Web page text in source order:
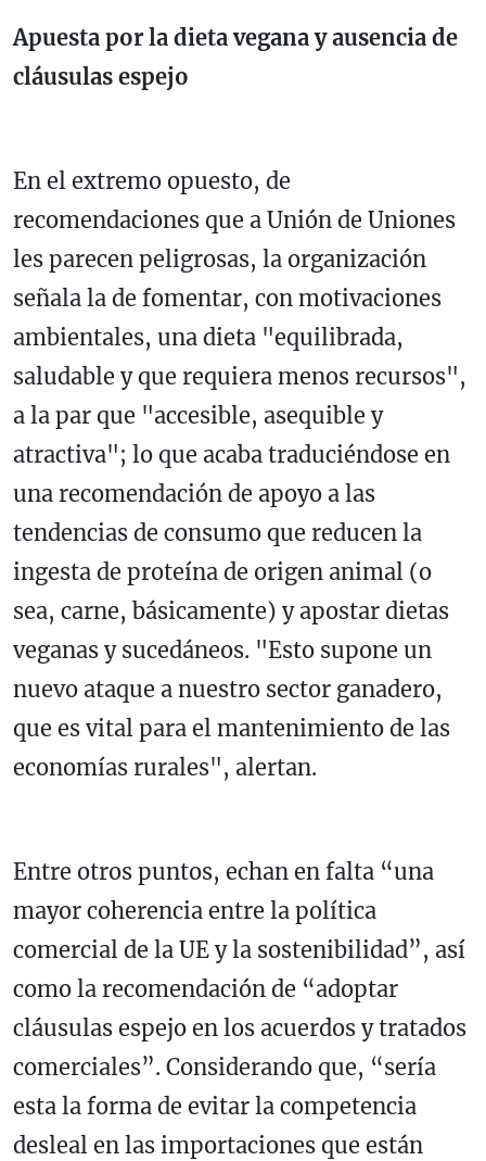
Apuesta por la dieta vegana y ausencia de
cláusulas espejo
En el extremo opuesto, de
recomendaciones que a Unión de Uniones
les parecen peligrosas, la organización
señala la de fomentar, con motivaciones
ambientales, una dieta "equilibrada,
saludable y que requiera menos recursos",
a la par que "accesible, asequible y
atractiva"; lo que acaba traduciéndose en
una recomendación de apoyo a las
tendencias de consumo que reducen la
ingesta de proteína de origen animal (o
sea, carne, básicamente) y apostar dietas
veganas y sucedáneos. "Esto supone un
nuevo ataque a nuestro sector ganadero,
que es vital para el mantenimiento de las
economías rurales", alertan.
Entre otros puntos, echan en falta “una
mayor coherencia entre la política
comercial de la UE y la sostenibilidad”, así
como la recomendación de “adoptar
cláusulas espejo en los acuerdos y tratados
comerciales”. Considerando que, “sería
esta la forma de evitar la competencia
desleal en las importaciones que están